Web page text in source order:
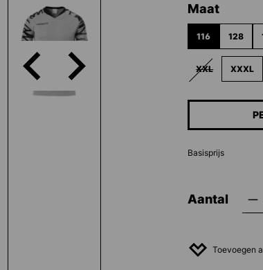
Selecteer
Maat
116 128
XXL
(DEZE OPTIE
XXXL
Basisprijs
Aantal
Toevoegen